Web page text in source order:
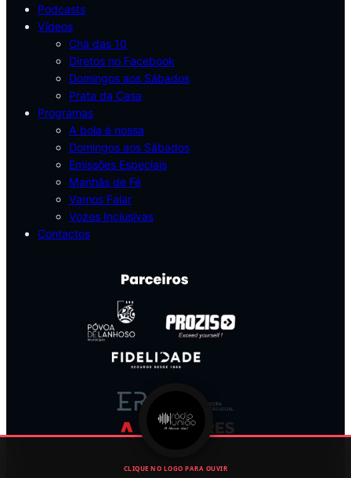
Podcasts
Vídeos
Chá das 10
Diretos no Facebook
Domingos aos Sábados
Prata da Casa
Programas
A bola é nossa
Domingos aos Sábados
Emissões Especiais
Manhãs de Fé
Vamos Falar
Vozes Inclusivas
Contactos
CLIQUE NO LOGO PARA OUVIR